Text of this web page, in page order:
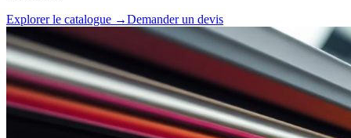
Explorer le catalogue →Demander un devis